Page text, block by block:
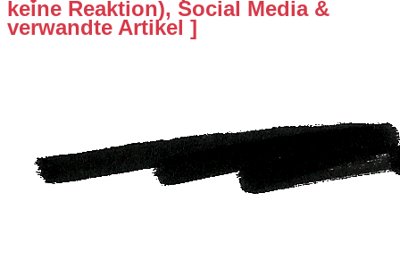
keine Reaktion), Social Media &
verwandte Artikel ]